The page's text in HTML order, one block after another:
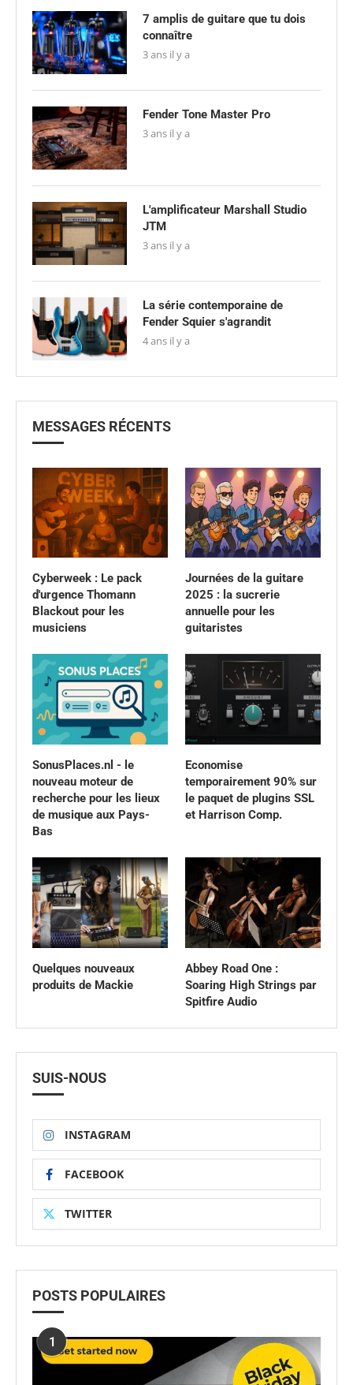
7 amplis de guitare que tu dois
connaître
3 ans il y a
Fender Tone Master Pro
3 ans il y a
L'amplificateur Marshall Studio
JTM
3 ans il y a
La série contemporaine de
Fender Squier s'agrandit
4 ans il y a
MESSAGES RÉCENTS
Cyberweek : Le pack
d'urgence Thomann
Blackout pour les
musiciens
Journées de la guitare
2025 : la sucrerie
annuelle pour les
guitaristes
SonusPlaces.nl - le
nouveau moteur de
recherche pour les lieux
de musique aux Pays-
Bas
Economise
temporairement 90% sur
le paquet de plugins SSL
et Harrison Comp.
Quelques nouveaux
produits de Mackie
Abbey Road One :
Soaring High Strings par
Spitfire Audio
SUIS-NOUS
INSTAGRAM
FACEBOOK
TWITTER
POSTS POPULAIRES
1